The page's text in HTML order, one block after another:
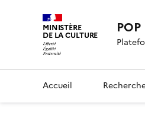
MINISTÈRE
DE LA CULTURE POP
Accueil